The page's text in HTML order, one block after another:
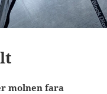
molnen fara